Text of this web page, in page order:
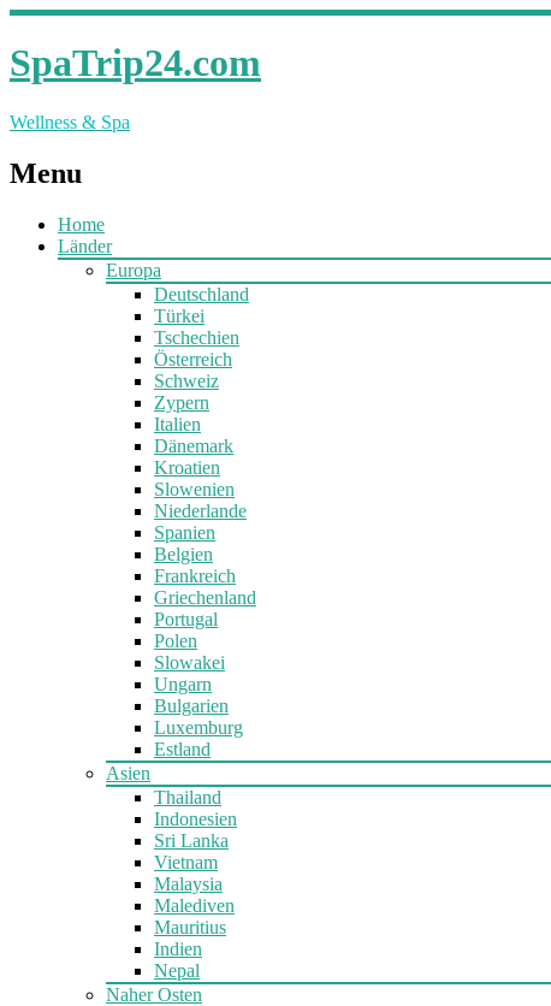
SpaTrip24.com
Wellness & Spa
Menu
Home
Länder
Europa
Deutschland
Türkei
Tschechien
Österreich
Schweiz
Zypern
Italien
Dänemark
Kroatien
Slowenien
Niederlande
Spanien
Belgien
Frankreich
Griechenland
Portugal
Polen
Slowakei
Ungarn
Bulgarien
Luxemburg
Estland
Asien
Thailand
Indonesien
Sri Lanka
Vietnam
Malaysia
Malediven
Mauritius
Indien
Nepal
Naher Osten